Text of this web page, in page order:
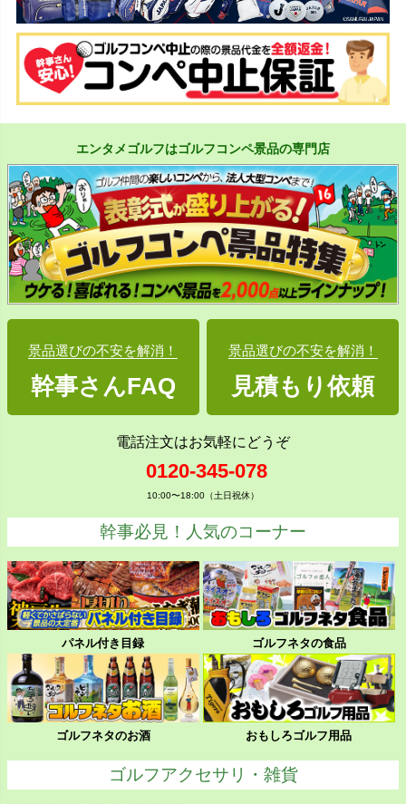
エンタメゴルフはゴルフコンペ景品の専門店
景品選びの不安を解消！
幹事さんFAQ
景品選びの不安を解消！
見積もり依頼
電話注文はお気軽にどうぞ
0120-345-078
10:00〜18:00（土日祝休）
幹事必見！人気のコーナー
パネル付き目録 ゴルフネタの食品
ゴルフネタのお酒 おもしろゴルフ用品
ゴルフアクセサリ・雑貨